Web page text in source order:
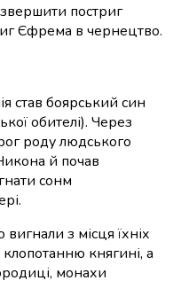
постриг
Єфрема в чернецтво.
став боярський син
обителі). Через
роду людського
й почав
сонм
з місця їхніх
княгині, а
монахи